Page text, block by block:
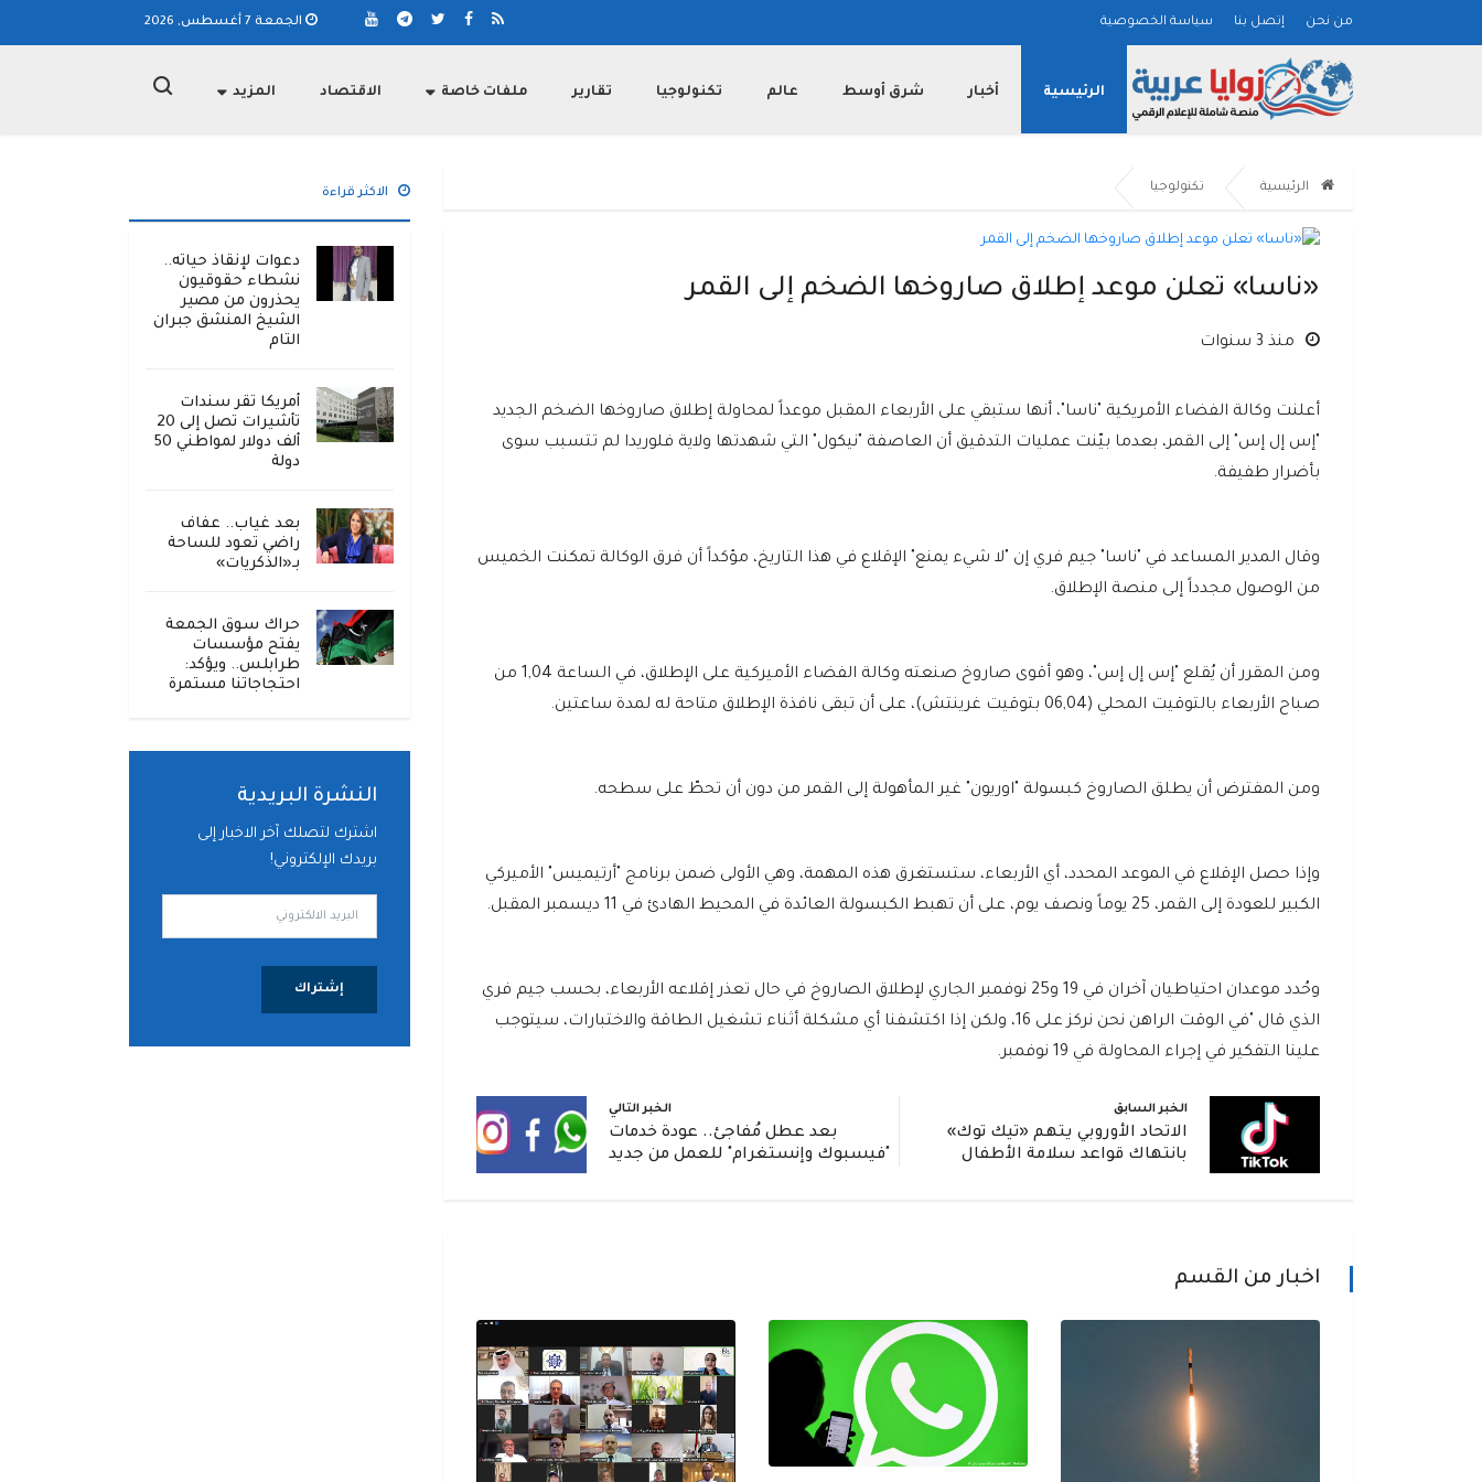
من نحن إتصل بنا سياسة الخصوصية الجمعة 7 أغسطس, 2026
الرئيسية أخبار شرق أوسط عالم تكنولوجيا تقارير ملفات خاصة الاقتصاد المزيد
الرئيسية تكنولوجيا
«ناسا» تعلن موعد إطلاق صاروخها الضخم إلى القمر
منذ 3 سنوات
أعلنت وكالة الفضاء الأمريكية "ناسا"، أنها ستبقي على الأربعاء المقبل موعداً لمحاولة إطلاق صاروخها الضخم الجديد
"إس إل إس" إلى القمر، بعدما بيّنت عمليات التدقيق أن العاصفة "نيكول" التي شهدتها ولاية فلوريدا لم تتسبب سوى
بأضرار طفيفة.
وقال المدير المساعد في "ناسا" جيم فري إن "لا شيء يمنع" الإقلاع في هذا التاريخ، مؤكداً أن فرق الوكالة تمكنت الخميس
من الوصول مجدداً إلى منصة الإطلاق.
ومن المقرر أن يُقلع "إس إل إس"، وهو أقوى صاروخ صنعته وكالة الفضاء الأميركية على الإطلاق، في الساعة 1,04 من
صباح الأربعاء بالتوقيت المحلي (06,04 بتوقيت غرينتش)، على أن تبقى نافذة الإطلاق متاحة له لمدة ساعتين.
ومن المفترض أن يطلق الصاروخ كبسولة "اوريون" غير المأهولة إلى القمر من دون أن تحطّ على سطحه.
وإذا حصل الإقلاع في الموعد المحدد، أي الأربعاء، ستستغرق هذه المهمة، وهي الأولى ضمن برنامج "أرتيميس" الأميركي
الكبير للعودة إلى القمر، 25 يوماً ونصف يوم، على أن تهبط الكبسولة العائدة في المحيط الهادئ في 11 ديسمبر المقبل.
وحُدد موعدان احتياطيان آخران في 19 و25 نوفمبر الجاري لإطلاق الصاروخ في حال تعذر إقلاعه الأربعاء، بحسب جيم فري
الذي قال "في الوقت الراهن نحن نركز على 16، ولكن إذا اكتشفنا أي مشكلة أثناء تشغيل الطاقة والاختبارات، سيتوجب
علينا التفكير في إجراء المحاولة في 19 نوفمبر.
الخبر السابق
الاتحاد الأوروبي يتهم «تيك توك»
بانتهاك قواعد سلامة الأطفال
الخبر التالي
بعد عطل مُفاجئ.. عودة خدمات
"فيسبوك وإنستغرام" للعمل من جديد
اخبار من القسم
الاكثر قراءة
دعوات لإنقاذ حياته..
نشطاء حقوقيون
يحذرون من مصير
الشيخ المنشق جبران
التام
أمريكا تقر سندات
تأشيرات تصل إلى 20
ألف دولار لمواطني 50
دولة
بعد غياب.. عفاف
راضي تعود للساحة
بـ«الذكريات»
حراك سوق الجمعة
يفتح مؤسسات
طرابلس.. ويؤكد:
احتجاجاتنا مستمرة
النشرة البريدية
اشترك لتصلك آخر الاخبار إلى
بريدك الإلكتروني!
إشتراك